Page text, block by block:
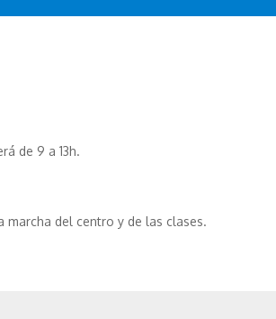
de 9 a 13h.
marcha del centro y de las clases.